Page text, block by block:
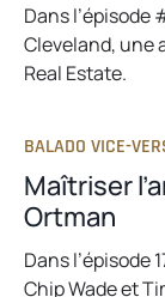
Dans
Cleveland, une
Real Estate.
BALADO VICE-
Maîtriser
Ortman
Dans l’épisode
Chip Wade et